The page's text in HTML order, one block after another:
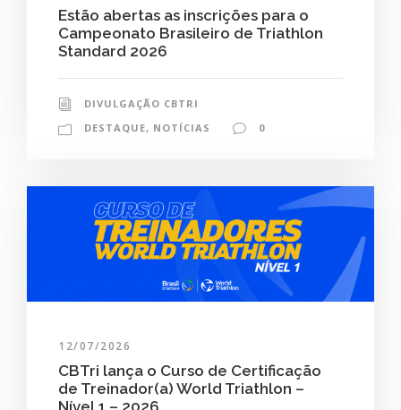
Estão abertas as inscrições para o
Campeonato Brasileiro de Triathlon
Standard 2026
DIVULGAÇÃO CBTRI
DESTAQUE, NOTÍCIAS 0
12/07/2026
CBTri lança o Curso de Certificação
de Treinador(a) World Triathlon –